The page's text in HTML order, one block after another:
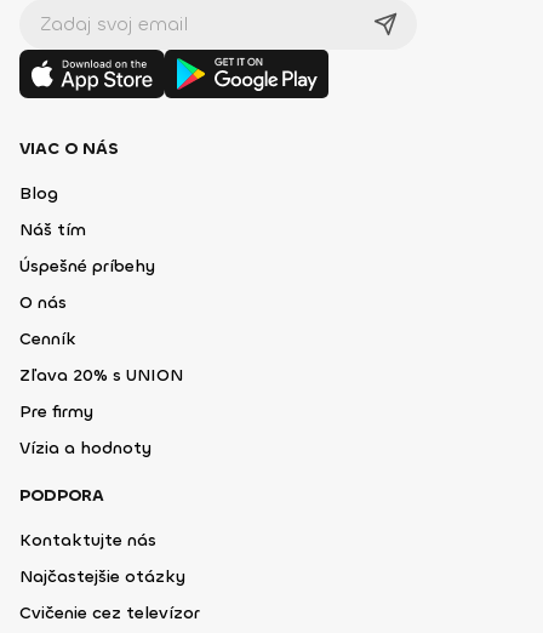
VIAC O NÁS
Blog
Náš tím
Úspešné príbehy
O nás
Cenník
Zľava 20% s UNION
Pre firmy
Vízia a hodnoty
PODPORA
Kontaktujte nás
Najčastejšie otázky
Cvičenie cez televízor